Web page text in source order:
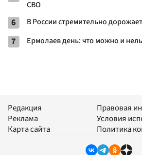
СВО
6 В России стремительно
7 Ермолаев день: что можно и
Редакция
Реклама
Карта сайта
Правовая
Условия
Политика